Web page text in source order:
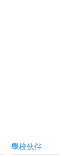
學校伙伴